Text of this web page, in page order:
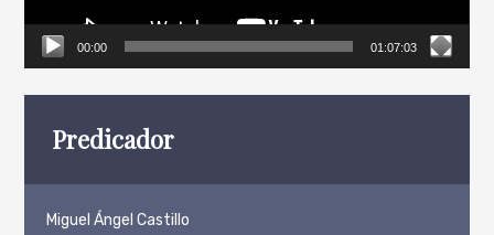
00:00 01:07:03
Predicador
Miguel Ángel Castillo